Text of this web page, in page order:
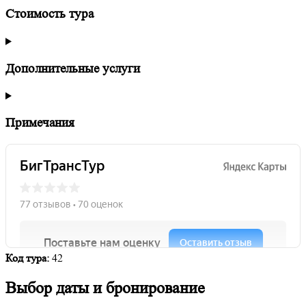
Стоимость тура
Дополнительные услуги
Примечания
Код тура: 42
Выбор даты и бронирование